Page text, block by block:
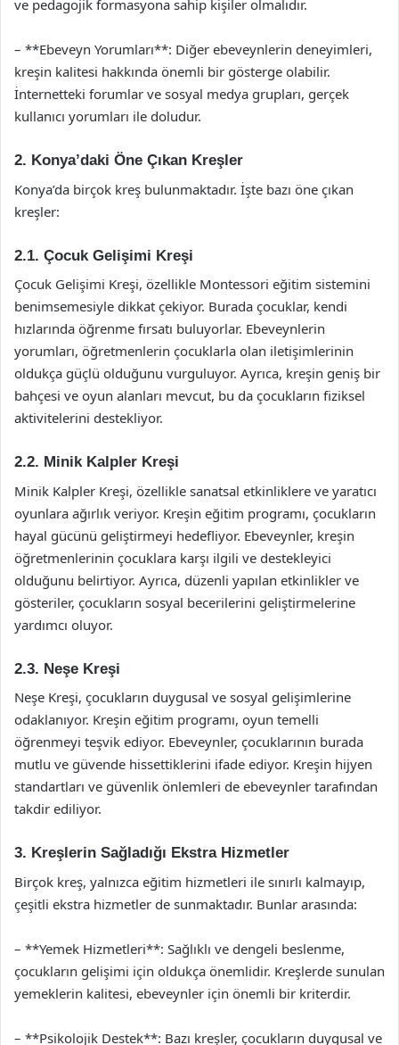
ve pedagojik formasyona sahip kişiler olmalıdır.
– **Ebeveyn Yorumları**: Diğer ebeveynlerin deneyimleri,
kreşin kalitesi hakkında önemli bir gösterge olabilir.
İnternetteki forumlar ve sosyal medya grupları, gerçek
kullanıcı yorumları ile doludur.
2. Konya’daki Öne Çıkan Kreşler
Konya’da birçok kreş bulunmaktadır. İşte bazı öne çıkan
kreşler:
2.1. Çocuk Gelişimi Kreşi
Çocuk Gelişimi Kreşi, özellikle Montessori eğitim sistemini
benimsemesiyle dikkat çekiyor. Burada çocuklar, kendi
hızlarında öğrenme fırsatı buluyorlar. Ebeveynlerin
yorumları, öğretmenlerin çocuklarla olan iletişimlerinin
oldukça güçlü olduğunu vurguluyor. Ayrıca, kreşin geniş bir
bahçesi ve oyun alanları mevcut, bu da çocukların fiziksel
aktivitelerini destekliyor.
2.2. Minik Kalpler Kreşi
Minik Kalpler Kreşi, özellikle sanatsal etkinliklere ve yaratıcı
oyunlara ağırlık veriyor. Kreşin eğitim programı, çocukların
hayal gücünü geliştirmeyi hedefliyor. Ebeveynler, kreşin
öğretmenlerinin çocuklara karşı ilgili ve destekleyici
olduğunu belirtiyor. Ayrıca, düzenli yapılan etkinlikler ve
gösteriler, çocukların sosyal becerilerini geliştirmelerine
yardımcı oluyor.
2.3. Neşe Kreşi
Neşe Kreşi, çocukların duygusal ve sosyal gelişimlerine
odaklanıyor. Kreşin eğitim programı, oyun temelli
öğrenmeyi teşvik ediyor. Ebeveynler, çocuklarının burada
mutlu ve güvende hissettiklerini ifade ediyor. Kreşin hijyen
standartları ve güvenlik önlemleri de ebeveynler tarafından
takdir ediliyor.
3. Kreşlerin Sağladığı Ekstra Hizmetler
Birçok kreş, yalnızca eğitim hizmetleri ile sınırlı kalmayıp,
çeşitli ekstra hizmetler de sunmaktadır. Bunlar arasında:
– **Yemek Hizmetleri**: Sağlıklı ve dengeli beslenme,
çocukların gelişimi için oldukça önemlidir. Kreşlerde sunulan
yemeklerin kalitesi, ebeveynler için önemli bir kriterdir.
– **Psikolojik Destek**: Bazı kreşler, çocukların duygusal ve